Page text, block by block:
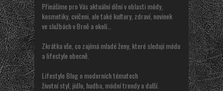
Přinášíme pro Vás aktuální dění v oblasti módy,
kosmetiky, cvičeni, ale také kultury, zdraví, novinek
ve službách v Brně a okolí…
Zkrátka vše, co zajímá mladé ženy, které sledují módu
a lifestyle obecně.
Lifestyle Blog o moderních tématech
životní styl, jídlo, hudba, módní trendy a další.